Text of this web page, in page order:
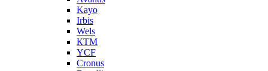
Kayo
Irbis
Wels
КТМ
YCF
Cronus